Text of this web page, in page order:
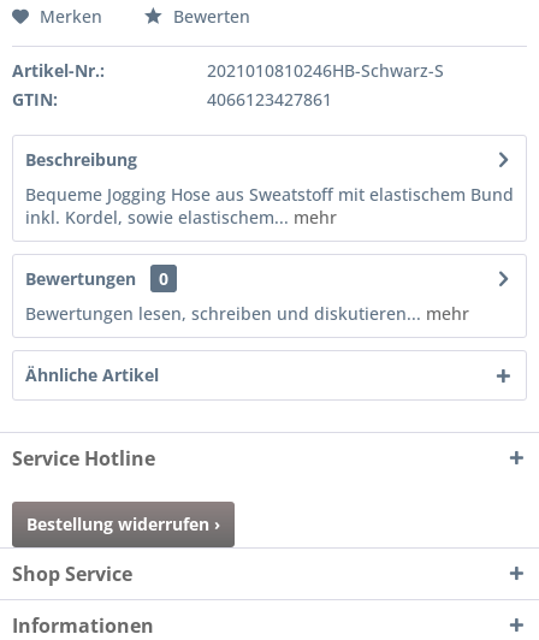
Merken Bewerten
Artikel-Nr.:
2021010810246HB-Schwarz-S
GTIN:
4066123427861
Beschreibung
Bequeme Jogging Hose aus Sweatstoff mit elastischem Bund
inkl. Kordel, sowie elastischem... mehr
Bewertungen
0
Bewertungen lesen, schreiben und diskutieren... mehr
Ähnliche Artikel
Service Hotline
Bestellung widerrufen ›
Shop Service
Informationen